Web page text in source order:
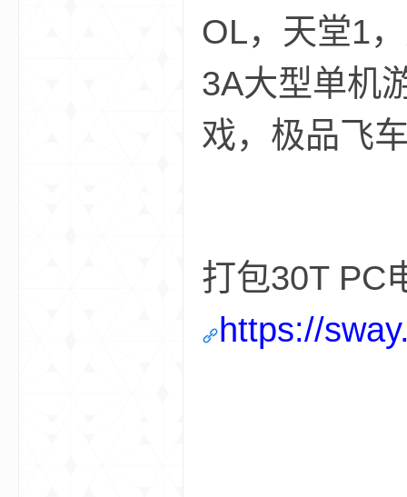
OL，天堂1
3A大型单机
戏，极品飞
打包30T PC
https://